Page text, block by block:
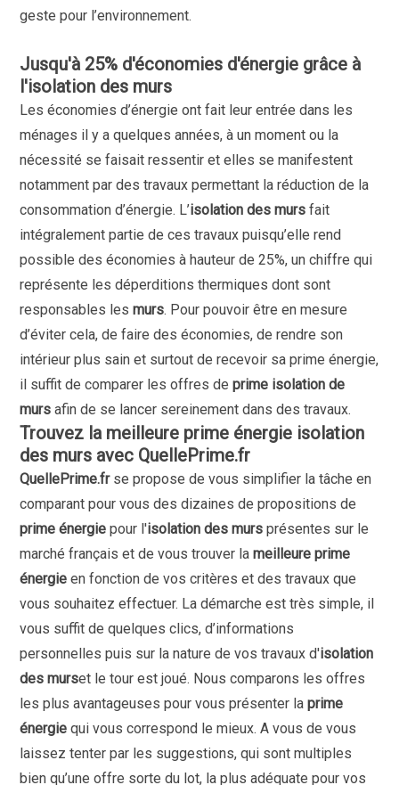
geste pour l’environnement.
Jusqu'à 25% d'économies d'énergie grâce à
l'isolation des murs
Les économies d’énergie ont fait leur entrée dans les
ménages il y a quelques années, à un moment ou la
nécessité se faisait ressentir et elles se manifestent
notamment par des travaux permettant la réduction de la
consommation d’énergie. L’isolation des murs fait
intégralement partie de ces travaux puisqu’elle rend
possible des économies à hauteur de 25%, un chiffre qui
représente les déperditions thermiques dont sont
responsables lesmurs. Pour pouvoir être en mesure
d’éviter cela, de faire des économies, de rendre son
intérieur plus sain et surtout de recevoir sa prime énergie,
il suffit de comparer les offres deprime isolation de
murs afin de se lancer sereinement dans des travaux.
Trouvez la meilleure prime énergie isolation
des murs avec QuellePrime.fr
QuellePrime.frse propose de vous simplifier la tâche en
comparant pour vous des dizaines de propositions de
prime énergie pour l'isolation des murs présentes sur le
marché français et de vous trouver lameilleure prime
énergie en fonction de vos critères et des travaux que
vous souhaitez effectuer. La démarche est très simple, il
vous suffit de quelques clics, d’informations
personnelles puis sur la nature de vos travaux d'isolation
des murset le tour est joué. Nous comparons les offres
les plus avantageuses pour vous présenter laprime
énergie qui vous correspond le mieux. A vous de vous
laissez tenter par les suggestions, qui sont multiples
bien qu’une offre sorte du lot, la plus adéquate pour vos